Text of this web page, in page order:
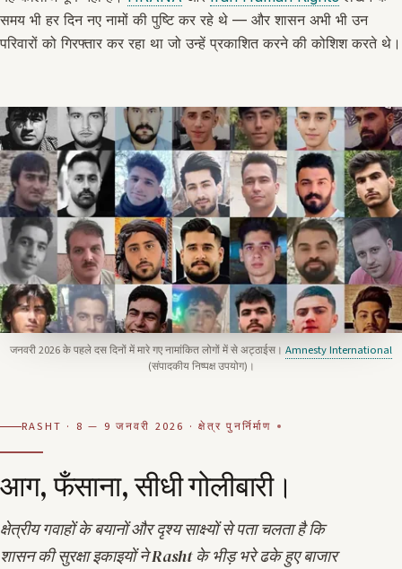
समय भी हर दिन नए नामों की पुष्टि कर रहे थे — और शासन अभी भी उन
परिवारों को गिरफ्तार कर रहा था जो उन्हें प्रकाशित करने की कोशिश करते थे।
जनवरी 2026 के पहले दस दिनों में मारे गए नामांकित लोगों में से अट्ठाईस। Amnesty International
(संपादकीय निष्पक्ष उपयोग)।
RASHT · 8 — 9 जनवरी 2026 · क्षेत्र पुनर्निर्माण
आग, फँसाना, सीधी गोलीबारी।
क्षेत्रीय गवाहों के बयानों और दृश्य साक्ष्यों से पता चलता है कि
शासन की सुरक्षा इकाइयों ने Rasht के भीड़ भरे ढके हुए बाजार